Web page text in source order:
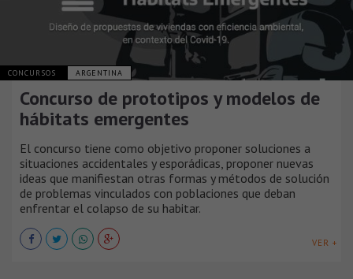
CONCURSOS ARGENTINA
Concurso de prototipos y modelos de
hábitats emergentes
El concurso tiene como objetivo proponer soluciones a
situaciones accidentales y esporádicas, proponer nuevas
ideas que manifiestan otras formas y métodos de solución
de problemas vinculados con poblaciones que deban
enfrentar el colapso de su habitar.
VER +